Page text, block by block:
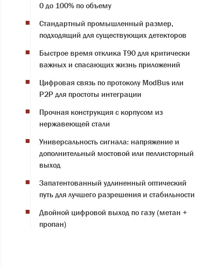
0 до 100% по объему
Стандартный промышленный размер,
подходящий для существующих детекторов
Быстрое время отклика T90 для критически
важных и спасающих жизнь приложений
Цифровая связь по протоколу ModBus или
P2P для простоты интеграции
Прочная конструкция с корпусом из
нержавеющей стали
Универсальность сигнала: напряжение и
дополнительный мостовой или пеллисторный
выход
Запатентованный удлиненный оптический
путь для лучшего разрешения и стабильности
Двойной цифровой выход по газу (метан +
пропан)